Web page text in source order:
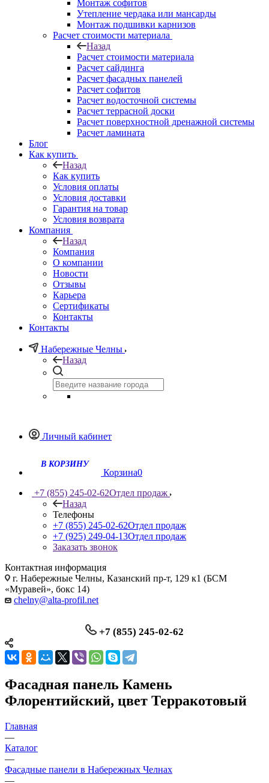
Монтаж софитов
Утепление чердака или мансарды
Монтаж подшивки карнизов
Расчет стоимости материала
Назад
Расчет стоимости материала
Расчет сайдинга
Расчет фасадных панелей
Расчет софитов
Расчет водосточной системы
Расчет террасной доски
Расчет поверхностной дренажной системы
Расчет ламината
Блог
Как купить
Назад
Как купить
Условия оплаты
Условия доставки
Гарантия на товар
Условия возврата
Компания
Назад
Компания
О компании
Новости
Отзывы
Карьера
Сертификаты
Контакты
Контакты
Набережные Челны
Назад
Личный кабинет
Корзина0
+7 (855) 245-02-62Отдел продаж
Назад
Телефоны
+7 (855) 245-02-62Отдел продаж
+7 (925) 249-04-13Отдел продаж
Заказать звонок
Контактная информация
г. Набережные Челны, Казанский пр-т, 129 к1 (БСМ
«Муравей», бокс 14)
chelny@alta-profil.net
+7 (855) 245-02-62
Фасадная панель Камень
Флорентийский, цвет Терракотовый
Главная
—
Каталог
—
Фасадные панели в Набережных Челнах
—